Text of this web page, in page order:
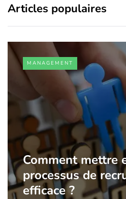
Articles populaires
MANAGEMENT
Comment mettre
processus de
efficace ?